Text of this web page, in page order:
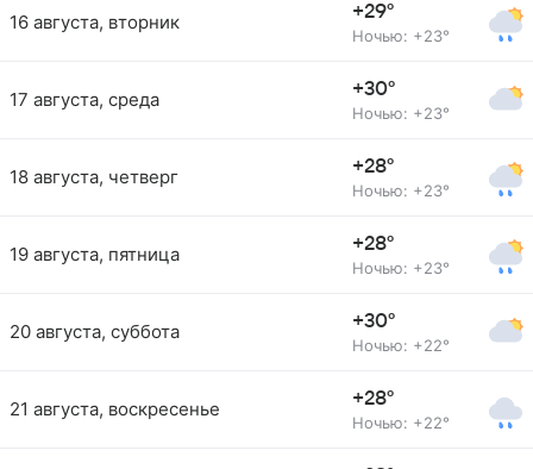
16 августа, вторник +29°
Ночью: +23°
17 августа, среда +30°
Ночью: +23°
18 августа, четверг +28°
Ночью: +23°
19 августа, пятница +28°
Ночью: +23°
20 августа, суббота +30°
Ночью: +22°
21 августа, воскресенье +28°
Ночью: +22°